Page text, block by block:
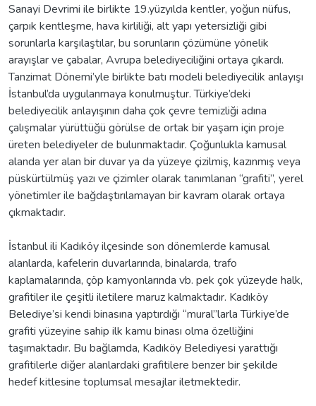
Sanayi Devrimi ile birlikte 19.yüzyılda kentler, yoğun nüfus,
çarpık kentleşme, hava kirliliği, alt yapı yetersizliği gibi
sorunlarla karşılaştılar, bu sorunların çözümüne yönelik
arayışlar ve çabalar, Avrupa belediyeciliğini ortaya çıkardı.
Tanzimat Dönemi’yle birlikte batı modeli belediyecilik anlayışı
İstanbul’da uygulanmaya konulmuştur. Türkiye’deki
belediyecilik anlayışının daha çok çevre temizliği adına
çalışmalar yürüttüğü görülse de ortak bir yaşam için proje
üreten belediyeler de bulunmaktadır. Çoğunlukla kamusal
alanda yer alan bir duvar ya da yüzeye çizilmiş, kazınmış veya
püskürtülmüş yazı ve çizimler olarak tanımlanan “grafiti”, yerel
yönetimler ile bağdaştırılamayan bir kavram olarak ortaya
çıkmaktadır.
İstanbul ili Kadıköy ilçesinde son dönemlerde kamusal
alanlarda, kafelerin duvarlarında, binalarda, trafo
kaplamalarında, çöp kamyonlarında vb. pek çok yüzeyde halk,
grafitiler ile çeşitli iletilere maruz kalmaktadır. Kadıköy
Belediye’si kendi binasına yaptırdığı “mural”larla Türkiye’de
grafiti yüzeyine sahip ilk kamu binası olma özelliğini
taşımaktadır. Bu bağlamda, Kadıköy Belediyesi yarattığı
grafitilerle diğer alanlardaki grafitilere benzer bir şekilde
hedef kitlesine toplumsal mesajlar iletmektedir.